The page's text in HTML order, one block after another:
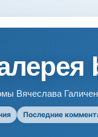
Вячеслава
Последние